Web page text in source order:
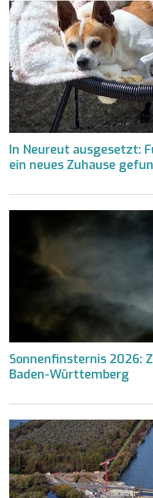
In Neureut ausgesetzt:
ein neues Zuhause
Sonnenfinsternis 2026:
Baden-Württemberg